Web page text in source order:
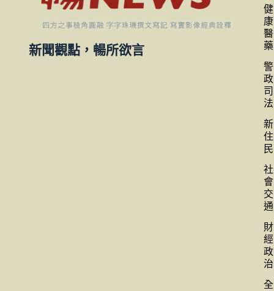
新聞觀點，暢所欲言
健
康
醫
藥
警
政
司
法
新
住
民
社
會
交
通
財
經
政
治
全